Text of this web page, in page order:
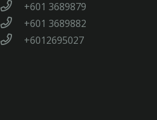
+601 3689879
+601 3689882
+6012695027